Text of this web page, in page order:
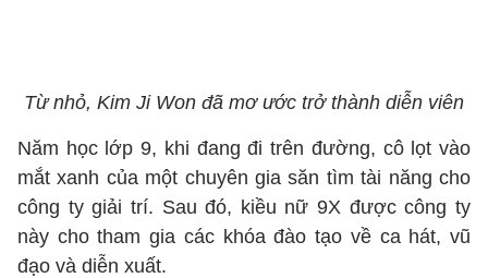
Từ nhỏ, Kim Ji Won đã mơ ước trở thành diễn viên
Năm học lớp 9, khi đang đi trên đường, cô lọt vào
mắt xanh của một chuyên gia săn tìm tài năng cho
công ty giải trí. Sau đó, kiều nữ 9X được công ty
này cho tham gia các khóa đào tạo về ca hát, vũ
đạo và diễn xuất.